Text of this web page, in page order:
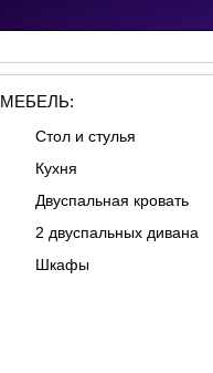
МЕБЕЛЬ:
Стол и стулья
Кухня
Двуспальная кровать
2 двуспальных дивана
Шкафы